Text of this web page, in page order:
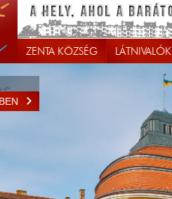
ZENTA KÖZSÉG LÁTNIVALÓK